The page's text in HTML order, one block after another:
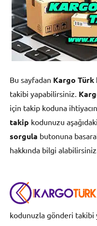
Bu sayfadan Kargo
takibi yapabilirsiniz.
için takip koduna
takip kodunuzu
sorgula butonuna
hakkında bilgi alabilirsiniz.
kodunuzla gönderi takibi